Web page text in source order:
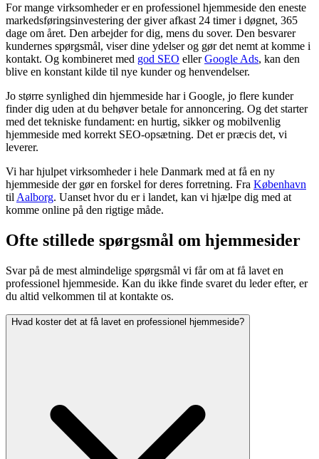
For mange virksomheder er en professionel hjemmeside den eneste
markedsføringsinvestering der giver afkast 24 timer i døgnet, 365
dage om året. Den arbejder for dig, mens du sover. Den besvarer
kundernes spørgsmål, viser dine ydelser og gør det nemt at komme i
kontakt. Og kombineret med god SEO eller Google Ads, kan den
blive en konstant kilde til nye kunder og henvendelser.
Jo større synlighed din hjemmeside har i Google, jo flere kunder
finder dig uden at du behøver betale for annoncering. Og det starter
med det tekniske fundament: en hurtig, sikker og mobilvenlig
hjemmeside med korrekt SEO-opsætning. Det er præcis det, vi
leverer.
Vi har hjulpet virksomheder i hele Danmark med at få en ny
hjemmeside der gør en forskel for deres forretning. Fra København
til Aalborg. Uanset hvor du er i landet, kan vi hjælpe dig med at
komme online på den rigtige måde.
Ofte stillede spørgsmål om hjemmesider
Svar på de mest almindelige spørgsmål vi får om at få lavet en
professionel hjemmeside. Kan du ikke finde svaret du leder efter, er
du altid velkommen til at kontakte os.
Hvad koster det at få lavet en professionel hjemmeside?